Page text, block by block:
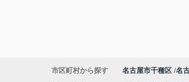
市区町村から探す 名古屋市千種区 名